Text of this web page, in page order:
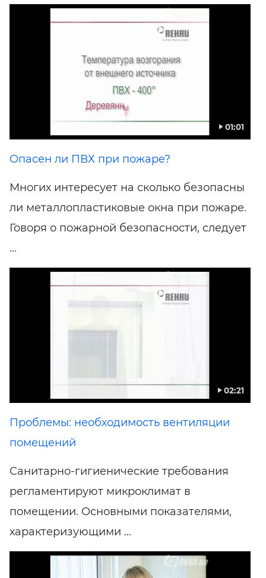
01:01
Опасен ли ПВХ при пожаре?
Многих интересует на сколько безопасны
ли металлопластиковые окна при пожаре.
Говоря о пожарной безопасности, следует
...
02:21
Проблемы: необходимость вентиляции
помещений
Санитарно-гигиенические требования
регламентируют микроклимат в
помещении. Основными показателями,
характеризующими ...